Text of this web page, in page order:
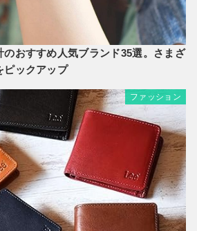
のおすすめ人気ブランド35選。さまざ
ピックアップ
ファッション